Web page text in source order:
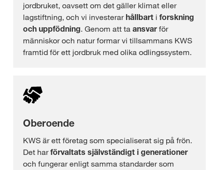
jordbruket, oavsett om det gäller klimat eller
lagstiftning, och vi investerarhållbart i forskning
och uppfödning. Genom att ta ansvarför
människor och natur formar vi tillsammans KWS
framtid för ett jordbruk med olika odlingssystem.
Oberoende
KWS är ett företag som specialiserat sig på frön.
Det harförvaltats självständigt i generationer
och fungerar enligt samma standarder som